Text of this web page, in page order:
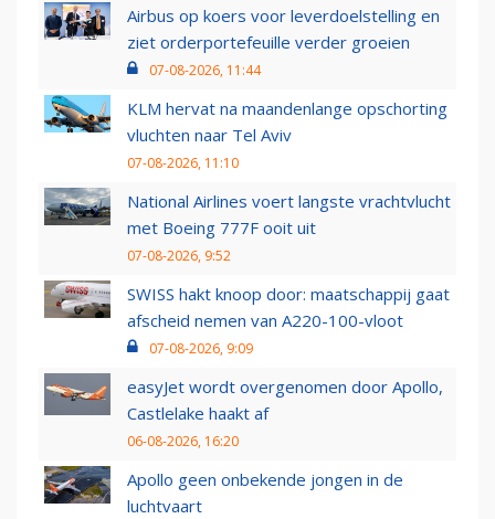
Airbus op koers voor leverdoelstelling en
ziet orderportefeuille verder groeien
07-08-2026, 11:44
KLM hervat na maandenlange opschorting
vluchten naar Tel Aviv
07-08-2026, 11:10
National Airlines voert langste vrachtvlucht
met Boeing 777F ooit uit
07-08-2026, 9:52
SWISS hakt knoop door: maatschappij gaat
afscheid nemen van A220-100-vloot
07-08-2026, 9:09
easyJet wordt overgenomen door Apollo,
Castlelake haakt af
06-08-2026, 16:20
Apollo geen onbekende jongen in de
luchtvaart